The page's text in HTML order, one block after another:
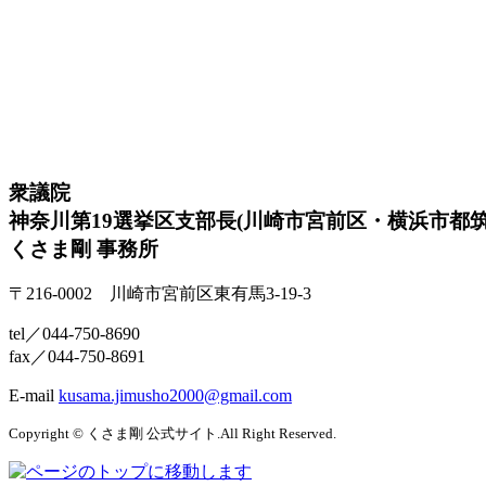
衆議院
神奈川第19選挙区支部長(川崎市宮前区・横浜市都
くさま剛 事務所
〒216-0002 川崎市宮前区東有馬3-19-3
tel／044-750-8690
fax／044-750-8691
E-mail kusama.jimusho2000@gmail.com
Copyright © くさま剛 公式サイト.All Right Reserved.